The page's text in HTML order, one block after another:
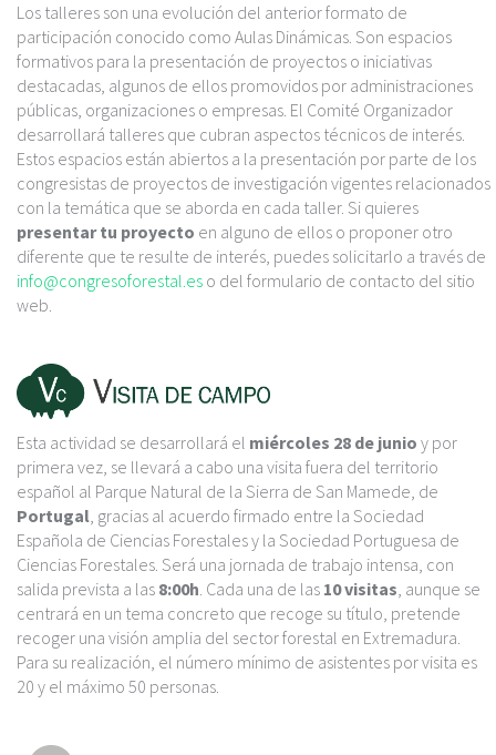
Los talleres son una evolución del anterior formato de
participación conocido como Aulas Dinámicas. Son espacios
formativos para la presentación de proyectos o iniciativas
destacadas, algunos de ellos promovidos por administraciones
públicas, organizaciones o empresas. El Comité Organizador
desarrollará talleres que cubran aspectos técnicos de interés.
Estos espacios están abiertos a la presentación por parte de los
congresistas de proyectos de investigación vigentes relacionados
con la temática que se aborda en cada taller. Si quieres
presentar tu proyecto en alguno de ellos o proponer otro
diferente que te resulte de interés, puedes solicitarlo a través de
info@congresoforestal.es o del formulario de contacto del sitio
web.
Esta actividad se desarrollará el miércoles 28 de junio y por
primera vez, se llevará a cabo una visita fuera del territorio
español al Parque Natural de la Sierra de San Mamede, de
Portugal, gracias al acuerdo firmado entre la Sociedad
Española de Ciencias Forestales y la Sociedad Portuguesa de
Ciencias Forestales. Será una jornada de trabajo intensa, con
salida prevista a las 8:00h. Cada una de las 10 visitas, aunque se
centrará en un tema concreto que recoge su título, pretende
recoger una visión amplia del sector forestal en Extremadura.
Para su realización, el número mínimo de asistentes por visita es
20 y el máximo 50 personas.